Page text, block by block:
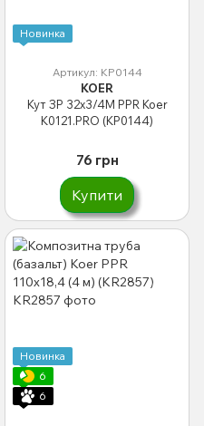
Новинка
Артикул: KP0144
KOER
Кут ЗР 32x3/4M PPR Koer
K0121.PRO (KP0144)
76 грн
Купити
Новинка
6
6